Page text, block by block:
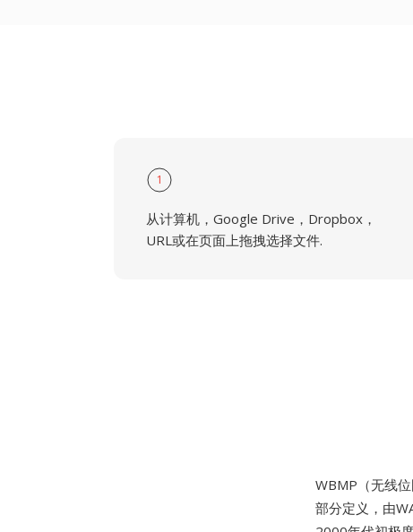
1
从计算机，Google Drive，Dropbox，
URL或在页面上拖拽选择文件.
WBMP（无线
部分定义，由